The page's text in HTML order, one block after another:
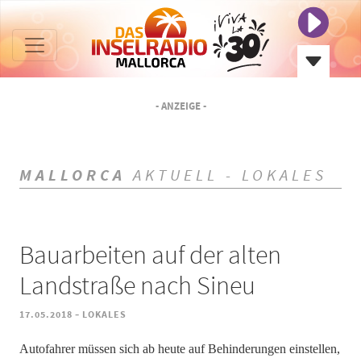
- ANZEIGE -
MALLORCA AKTUELL - LOKALES
Bauarbeiten auf der alten
Landstraße nach Sineu
17.05.2018 - LOKALES
Autofahrer müssen sich ab heute auf Behinderungen einstellen,